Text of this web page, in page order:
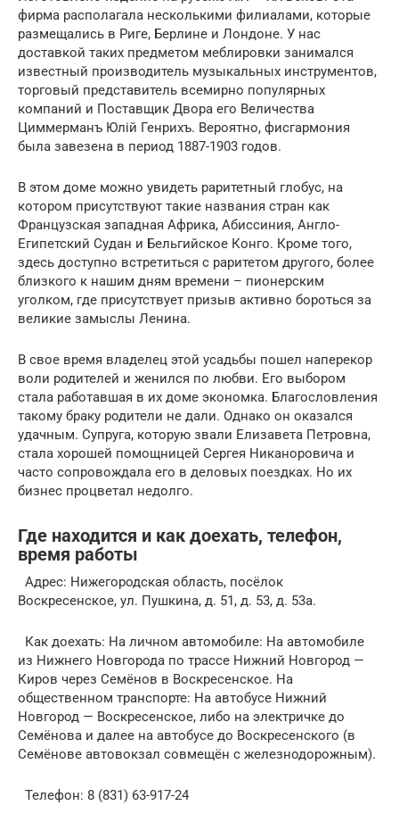
фирма располагала несколькими филиалами, которые
размещались в Риге, Берлине и Лондоне. У нас
доставкой таких предметом меблировки занимался
известный производитель музыкальных инструментов,
торговый представитель всемирно популярных
компаний и Поставщик Двора его Величества
Циммерманъ Юлiй Генрихъ. Вероятно, фисгармония
была завезена в период 1887-1903 годов.
В этом доме можно увидеть раритетный глобус, на
котором присутствуют такие названия стран как
Французская западная Африка, Абиссиния, Англо-
Египетский Судан и Бельгийское Конго. Кроме того,
здесь доступно встретиться с раритетом другого, более
близкого к нашим дням времени – пионерским
уголком, где присутствует призыв активно бороться за
великие замыслы Ленина.
В свое время владелец этой усадьбы пошел наперекор
воли родителей и женился по любви. Его выбором
стала работавшая в их доме экономка. Благословления
такому браку родители не дали. Однако он оказался
удачным. Супруга, которую звали Елизавета Петровна,
стала хорошей помощницей Сергея Никаноровича и
часто сопровождала его в деловых поездках. Но их
бизнес процветал недолго.
Где находится и как доехать, телефон,
время работы
Адрес: Нижегородская область, посёлок
Воскресенское, ул. Пушкина, д. 51, д. 53, д. 53а.
Как доехать: На личном автомобиле: На автомобиле
из Нижнего Новгорода по трассе Нижний Новгород —
Киров через Семёнов в Воскресенское. На
общественном транспорте: На автобусе Нижний
Новгород — Воскресенское, либо на электричке до
Семёнова и далее на автобусе до Воскресенского (в
Семёнове автовокзал совмещён с железнодорожным).
Телефон: 8 (831) 63-917-24